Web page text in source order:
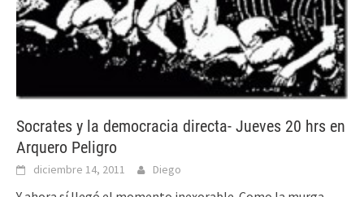
Socrates y la democracia directa- Jueves 20 hrs en
Arquero Peligro
diciembre 14, 2011 Diego